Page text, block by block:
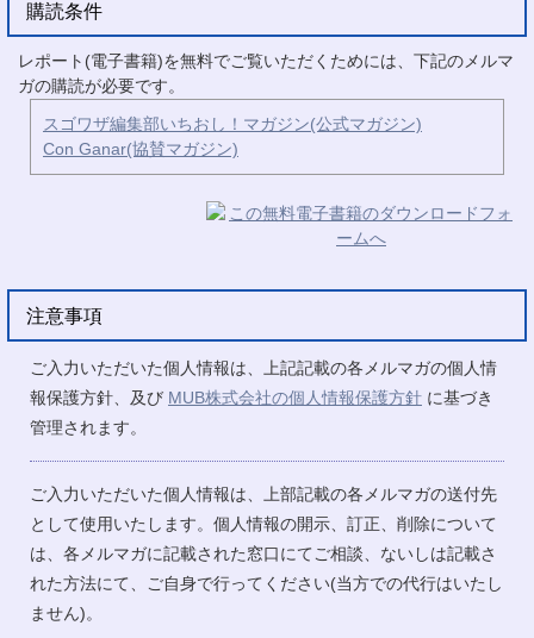
購読条件
レポート(電子書籍)を無料でご覧いただくためには、下記のメルマ
ガの購読が必要です。
スゴワザ編集部いちおし！マガジン(公式マガジン)
Con Ganar(協賛マガジン)
注意事項
ご入力いただいた個人情報は、上記記載の各メルマガの個人情
報保護方針、及び MUB株式会社の個人情報保護方針 に基づき
管理されます。
ご入力いただいた個人情報は、上部記載の各メルマガの送付先
として使用いたします。個人情報の開示、訂正、削除について
は、各メルマガに記載された窓口にてご相談、ないしは記載さ
れた方法にて、ご自身で行ってください(当方での代行はいたし
ません)。